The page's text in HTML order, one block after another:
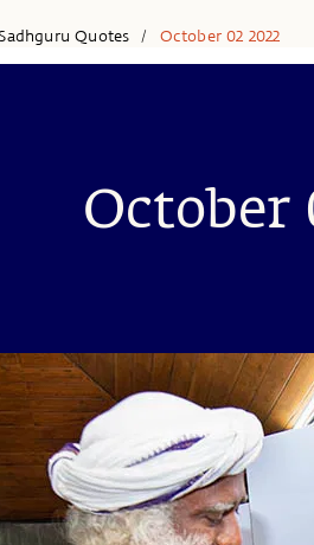
Sadhguru Quotes / October 02 2022
October